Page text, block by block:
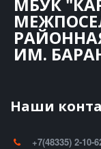
ИМ.
Наши
+7(48335) 2-10-